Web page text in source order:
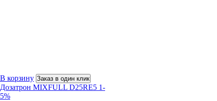
В корзину Заказ в один клик
Дозатрон MIXFULL D25RE5 1-
5%